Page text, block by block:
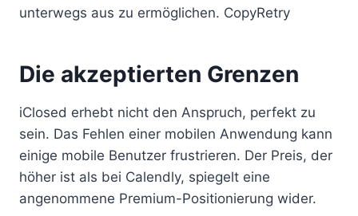
unterwegs aus zu ermöglichen. CopyRetry
Die akzeptierten Grenzen
iClosed erhebt nicht den Anspruch, perfekt zu
sein. Das Fehlen einer mobilen Anwendung kann
einige mobile Benutzer frustrieren. Der Preis, der
höher ist als bei Calendly, spiegelt eine
angenommene Premium-Positionierung wider.